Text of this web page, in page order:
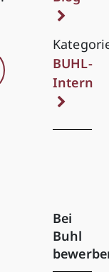
BUHL-
Intern
Bei
Buhl